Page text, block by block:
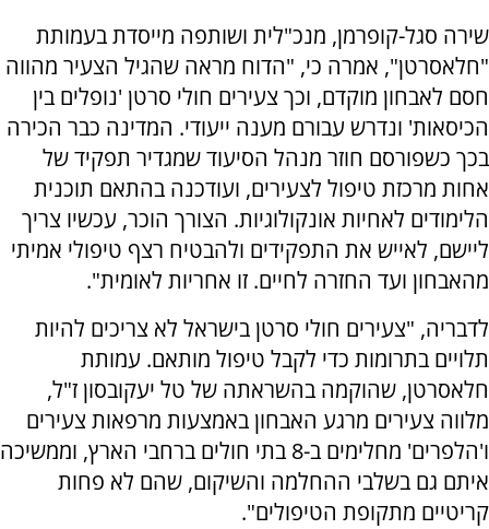
שירה סגל-קופרמן, מנכ"לית ושותפה מייסדת בעמותת
"חלאסרטן", אמרה כי, "הדוח מראה שהגיל הצעיר מהווה
חסם לאבחון מוקדם, וכך צעירים חולי סרטן 'נופלים בין
הכיסאות' ונדרש עבורם מענה ייעודי. המדינה כבר הכירה
בכך כשפורסם חוזר מנהל הסיעוד שמגדיר תפקיד של
אחות מרכזת טיפול לצעירים, ועודכנה בהתאם תוכנית
הלימודים לאחיות אונקולוגיות. הצורך הוכר, עכשיו צריך
ליישם, לאייש את התפקידים ולהבטיח רצף טיפולי אמיתי
מהאבחון ועד החזרה לחיים. זו אחריות לאומית".
לדבריה, "צעירים חולי סרטן בישראל לא צריכים להיות
תלויים בתרומות כדי לקבל טיפול מותאם. עמותת
חלאסרטן, שהוקמה בהשראתה של טל יעקובסון ז"ל,
מלווה צעירים מרגע האבחון באמצעות מרפאות צעירים
ו'הלפרים' מחלימים ב-8 בתי חולים ברחבי הארץ, וממשיכה
איתם גם בשלבי ההחלמה והשיקום, שהם לא פחות
קריטיים מתקופת הטיפולים".